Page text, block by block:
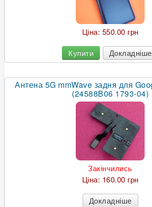
Ціна: 550.00 грн
Купити Докладніше
Антена 5G mmWave задня для
(24588B06 1793-04)
Закінчились
Ціна: 160.00 грн
Докладніше